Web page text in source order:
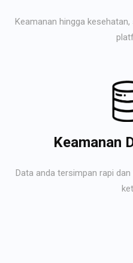
Keamanan hingga
Keamanan
Data anda tersimpan rapi